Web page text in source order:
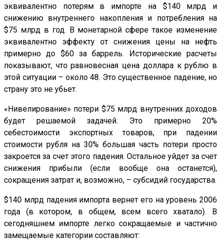
эквивалентно потерям в импорте на $140 млрд и
снижению внутреннего накопления и потребления на
$75 млрд в год. В монетарной сфере такое изменение
эквивалентно эффекту от снижения цены на нефть
примерно до $60 за баррель. Исторические расчеты
показывают, что равновесная цена доллара к рублю в
этой ситуации – около 48. Это существенное падение, но
страну это не убьет.
«Нивелирование» потери $75 млрд внутренних доходов
будет решаемой задачей. Это примерно 20%
себестоимости экспортных товаров, при падении
стоимости рубля на 30% большая часть потери просто
закроется за счет этого падения. Остальное уйдет за счет
снижения прибыли (если вообще она останется),
сокращения затрат и, возможно, – субсидий государства.
$140 млрд падения импорта вернет его на уровень 2006
года (в котором, в общем, всем всего хватало). В
сегодняшнем импорте легко сокращаемые и частично
замещаемые категории составляют: